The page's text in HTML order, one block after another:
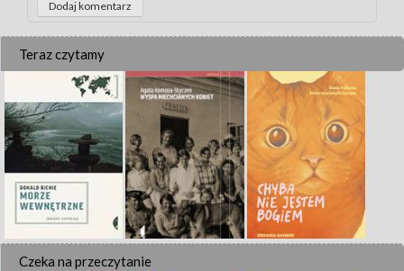
Teraz czytamy
Czeka na przeczytanie